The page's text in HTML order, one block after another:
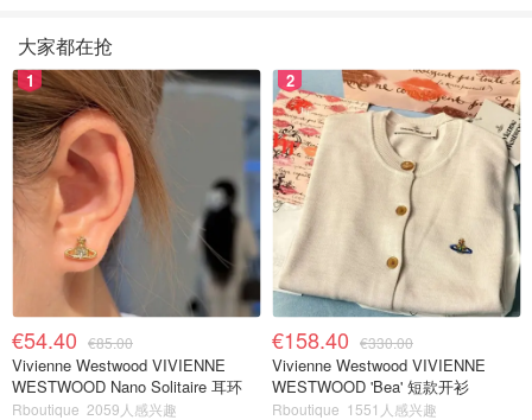
大家都在抢
1
€54.40 €85.00
Vivienne Westwood VIVIENNE
WESTWOOD Nano Solitaire 耳环
Rboutique 2059人感兴趣
2
€158.40 €330.00
Vivienne Westwood VIVIENNE
WESTWOOD 'Bea' 短款开衫
Rboutique 1551人感兴趣